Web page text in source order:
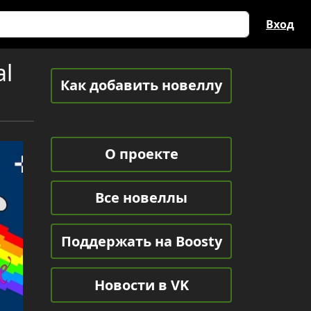
Вход
Как добавить новеллу
О проекте
Все новеллы
Поддержать на Boosty
Новости в VK